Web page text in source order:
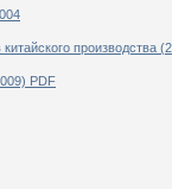
производства
PDF